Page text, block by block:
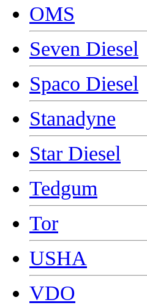
OMS
Seven Diesel
Spaco Diesel
Stanadyne
Star Diesel
Tedgum
Tor
USHA
VDO